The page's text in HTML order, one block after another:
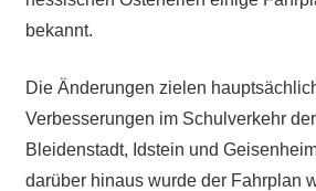
bekannt.
Die Änderungen zielen
Verbesserungen im Schulverkehr
Bleidenstadt, Idstein und
darüber hinaus wurde der Fahrplan